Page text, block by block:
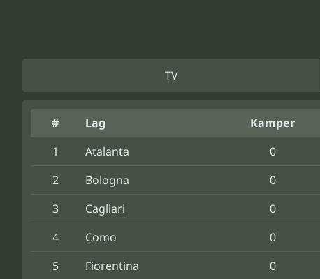
TV
# Lag Kamper
1
Atalanta 0
2
Bologna 0
3
Cagliari 0
4
Como 0
5
Fiorentina 0